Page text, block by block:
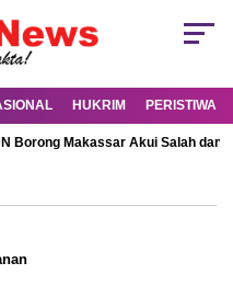
HUKRIM PERISTIWA
Borong Makassar Akui Salah dan